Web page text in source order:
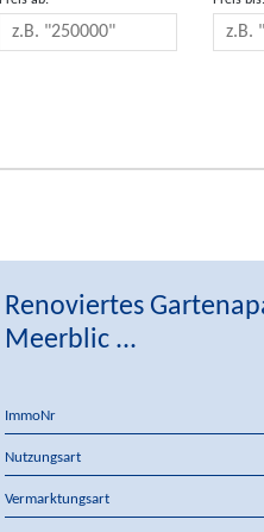
Renoviertes
Meerblic ...
ImmoNr
Nutzungsart
Vermarktungsart